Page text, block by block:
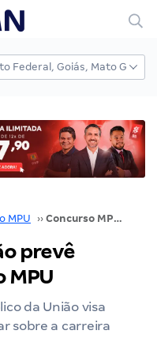
MPU ›› Concurso MPU: órgão prevê criação da Polícia do MPU
prevê
MPU
da União visa
sobre a carreira